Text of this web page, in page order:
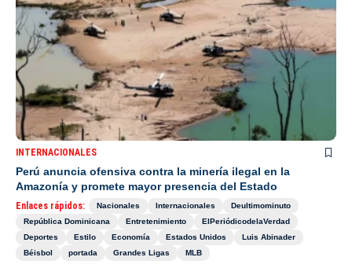
INTERNACIONALES
Perú anuncia ofensiva contra la minería ilegal en la
Amazonía y promete mayor presencia del Estado
Enlaces rápidos: Nacionales Internacionales
Deultimominuto
República Dominicana
Entretenimiento
ElPeriódicodelaVerdad
Deportes
Estilo Economía Estados Unidos
Luis Abinader
Béisbol
portada Grandes Ligas MLB